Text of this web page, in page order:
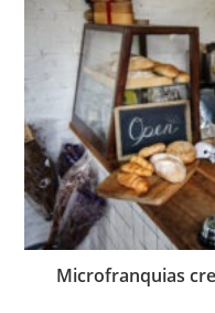
Microfranquias